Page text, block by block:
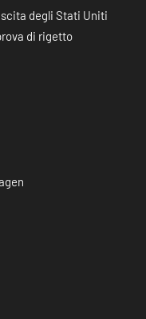
degli Stati Uniti
di rigetto